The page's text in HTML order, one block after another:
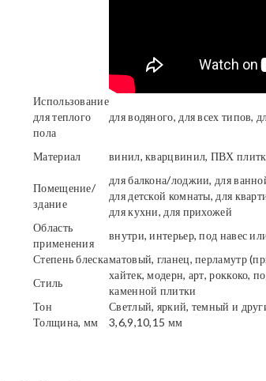
Использование
для теплого
пола
для водяного, для всех типов,
Материал винил, кварцвинил, ПВХ
Помещение/
здание
для балкона/лоджии, для
для детской комнаты, для
для кухни, для прихожей
Область
применения
внутри, интерьер, под навес
Степень блескаматовый, гланец, перламутр
Стиль
хайтек, модерн, арт, роккоко,
каменной плитки
Тон
Светлый, яркий, темный и
Толщина, мм
3,6,9,10,15 мм